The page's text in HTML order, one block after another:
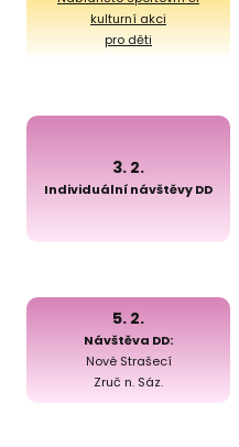
kulturní akci
pro děti
3. 2.
Individuální návštěvy DD
5. 2.
Návštěva DD:
Nové Strašecí
Zruč n. Sáz.